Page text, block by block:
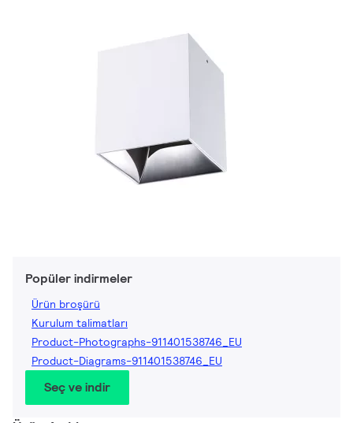
Popüler indirmeler
Ürün broşürü
Kurulum talimatları
Product-Photographs-911401538746_EU
Product-Diagrams-911401538746_EU
Seç ve indir